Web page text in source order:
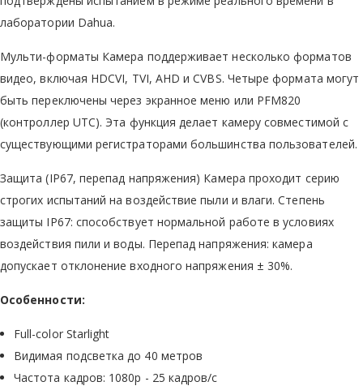
лаборатории Dahua.
Мульти-форматы Камера поддерживает несколько форматов
видео, включая HDCVI, TVI, AHD и CVBS. Четыре формата могут
быть переключены через экранное меню или PFM820
(контроллер UTC). Эта функция делает камеру совместимой с
существующими регистраторами большинства пользователей.
Защита (IP67, перепад напряжения) Камера проходит серию
строгих испытаний на воздействие пыли и влаги. Степень
защиты IP67: способствует нормальной работе в условиях
воздействия пили и воды. Перепад напряжения: камера
допускает отклонение входного напряжения ± 30%.
Особенности:
Full-color Starlight
Видимая подсветка до 40 метров
Частота кадров: 1080р - 25 кадров/с